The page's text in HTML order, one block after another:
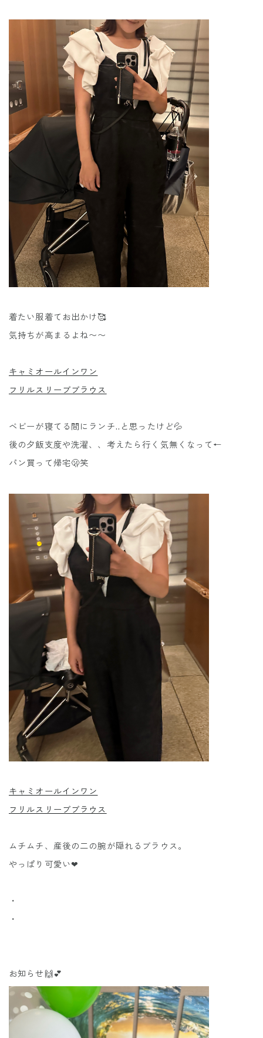
着たい服着てお出かけ🥰
気持ちが高まるよね〜〜
キャミオールインワン
フリルスリーブブラウス
ベビーが寝てる間にランチ..と思ったけど💦
後の夕飯支度や洗濯、、考えたら行く気無くなって←
パン買って帰宅🫢笑
キャミオールインワン
フリルスリーブブラウス
ムチムチ、産後の二の腕が隠れるブラウス。
やっぱり可愛い❤︎
・
・
お知らせ🙌💕